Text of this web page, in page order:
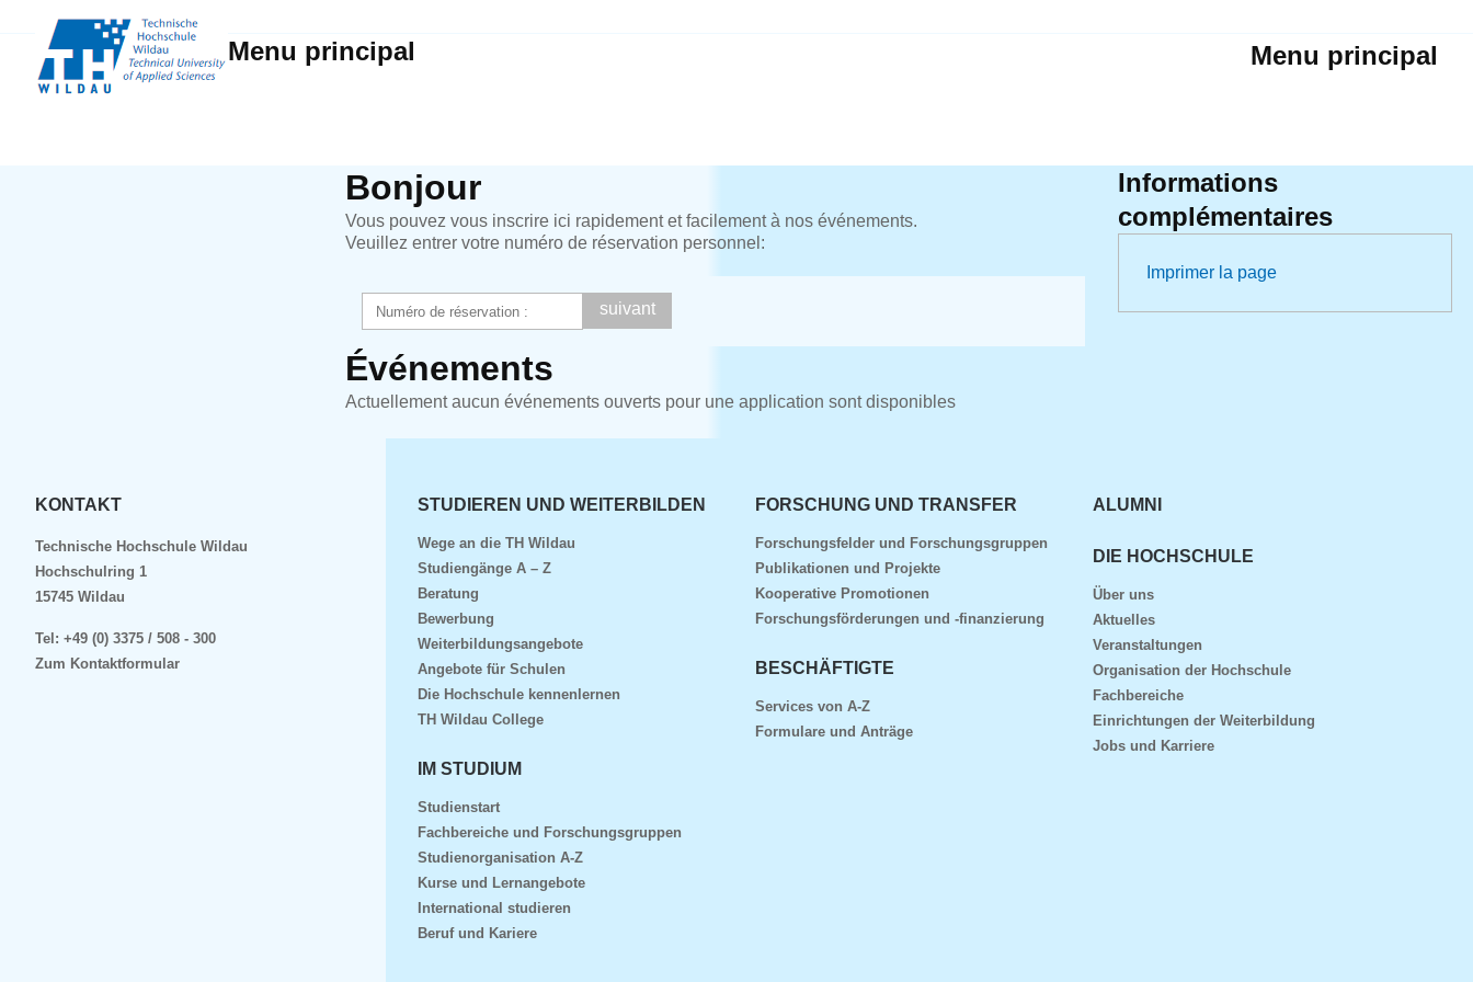
Menu principal
Menu principal
Bonjour
Vous pouvez vous inscrire ici rapidement et facilement à nos événements.
Veuillez entrer votre numéro de réservation personnel:
Événements
Actuellement aucun événements ouverts pour une application sont disponibles
Informations
complémentaires
Imprimer la page
KONTAKT
Technische Hochschule Wildau
Hochschulring 1
15745 Wildau
Tel: +49 (0) 3375 / 508 - 300
Zum Kontaktformular
STUDIEREN UND WEITERBILDEN
Wege an die TH Wildau
Studiengänge A – Z
Beratung
Bewerbung
Weiterbildungsangebote
Angebote für Schulen
Die Hochschule kennenlernen
TH Wildau College
IM STUDIUM
Studienstart
Fachbereiche und Forschungsgruppen
Studienorganisation A-Z
Kurse und Lernangebote
International studieren
Beruf und Kariere
FORSCHUNG UND TRANSFER
Forschungsfelder und Forschungsgruppen
Publikationen und Projekte
Kooperative Promotionen
Forschungsförderungen und -finanzierung
BESCHÄFTIGTE
Services von A-Z
Formulare und Anträge
ALUMNI
DIE HOCHSCHULE
Über uns
Aktuelles
Veranstaltungen
Organisation der Hochschule
Fachbereiche
Einrichtungen der Weiterbildung
Jobs und Karriere